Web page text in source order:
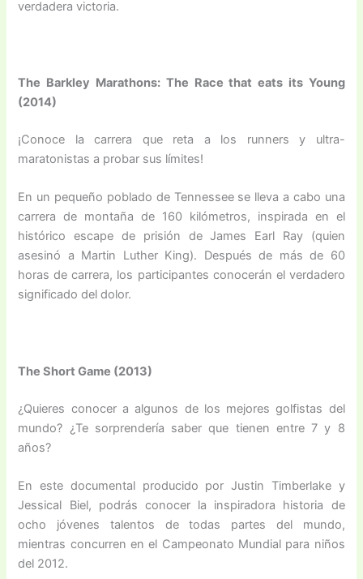
verdadera victoria.
The Barkley Marathons: The Race that eats its Young
(2014)
¡Conoce la carrera que reta a los runners y ultra-
maratonistas a probar sus límites!
En un pequeño poblado de Tennessee se lleva a cabo una
carrera de montaña de 160 kilómetros, inspirada en el
histórico escape de prisión de James Earl Ray (quien
asesinó a Martin Luther King). Después de más de 60
horas de carrera, los participantes conocerán el verdadero
significado del dolor.
The Short Game (2013)
¿Quieres conocer a algunos de los mejores golfistas del
mundo? ¿Te sorprendería saber que tienen entre 7 y 8
años?
En este documental producido por Justin Timberlake y
Jessical Biel, podrás conocer la inspiradora historia de
ocho jóvenes talentos de todas partes del mundo,
mientras concurren en el Campeonato Mundial para niños
del 2012.